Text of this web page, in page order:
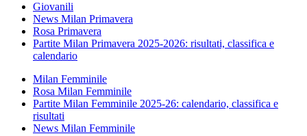
Giovanili
News Milan Primavera
Rosa Primavera
Partite Milan Primavera 2025-2026: risultati, classifica e
calendario
Milan Femminile
Rosa Milan Femminile
Partite Milan Femminile 2025-26: calendario, classifica e
risultati
News Milan Femminile